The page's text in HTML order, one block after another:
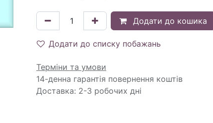
Додати до кошика
Додати до списку побажань
Терміни та умови
14-денна гарантія повернення коштів
Доставка: 2-3 робочих дні